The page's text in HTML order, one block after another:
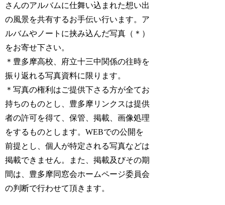
さんのアルバムに仕舞い込まれた想い出
の風景を共有するお手伝い行います。ア
ルバムやノートに挟み込んだ写真（＊）
をお寄せ下さい。
＊豊多摩高校、府立十三中関係の往時を
振り返れる写真資料に限ります。
＊写真の権利はご提供下さる方が全てお
持ちのものとし、豊多摩リンクスは提供
者の許可を得て、保管、掲載、画像処理
をするものとします。WEBでの公開を
前提とし、個人が特定される写真などは
掲載できません。また、掲載及びその期
間は、豊多摩同窓会ホームページ委員会
の判断で行わせて頂きます。